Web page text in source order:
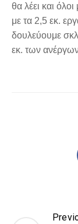
θα λέει και
με τα 2,5 εκ.
δουλεύουμε
εκ. των